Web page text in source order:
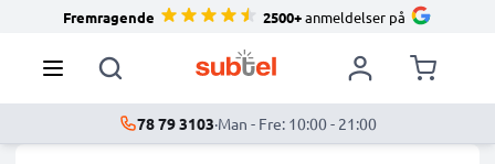
Fremragende 2500+anmeldelser på
78 79 3103·Man - Fre: 10:00 - 21:00